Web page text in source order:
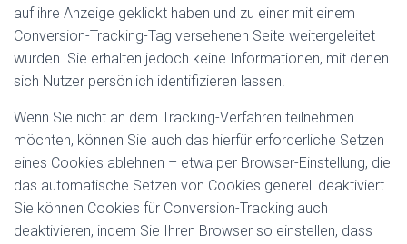
auf ihre Anzeige geklickt haben und zu einer mit einem
Conversion-Tracking-Tag versehenen Seite weitergeleitet
wurden. Sie erhalten jedoch keine Informationen, mit denen
sich Nutzer persönlich identifizieren lassen.
Wenn Sie nicht an dem Tracking-Verfahren teilnehmen
möchten, können Sie auch das hierfür erforderliche Setzen
eines Cookies ablehnen – etwa per Browser-Einstellung, die
das automatische Setzen von Cookies generell deaktiviert.
Sie können Cookies für Conversion-Tracking auch
deaktivieren, indem Sie Ihren Browser so einstellen, dass